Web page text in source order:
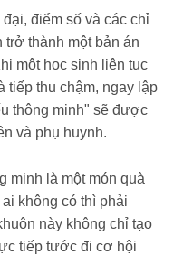
điểm số và các chỉ
thành một bản án
một học sinh liên tục
tiếp thu chậm, ngay lập
thông minh" sẽ được
và phụ huynh.
minh là một món quà
không có thì phải
này không chỉ tạo
tiếp tước đi cơ hội